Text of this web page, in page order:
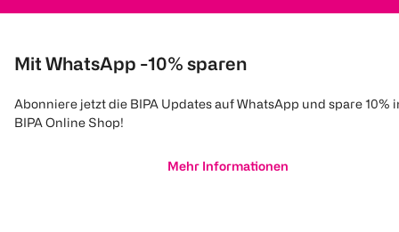
Mit WhatsApp -10% sparen
Abonniere jetzt die BIPA Updates auf WhatsApp und spare 10%
BIPA Online Shop!
Mehr Informationen